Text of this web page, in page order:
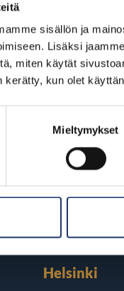
sisällön ja
Lisäksi
miten käytät
kerätty, kun olet
Mieltymykset
Helsinki